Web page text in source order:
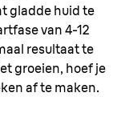
gladde huid te
van 4-12
resultaat te
groeien, hoef je
af te maken.